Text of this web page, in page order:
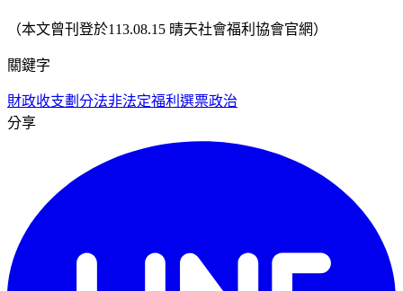
（本文曾刊登於113.08.15 晴天社會福利協會官網）
關鍵字
財政收支劃分法非法定福利 選票政治
分享